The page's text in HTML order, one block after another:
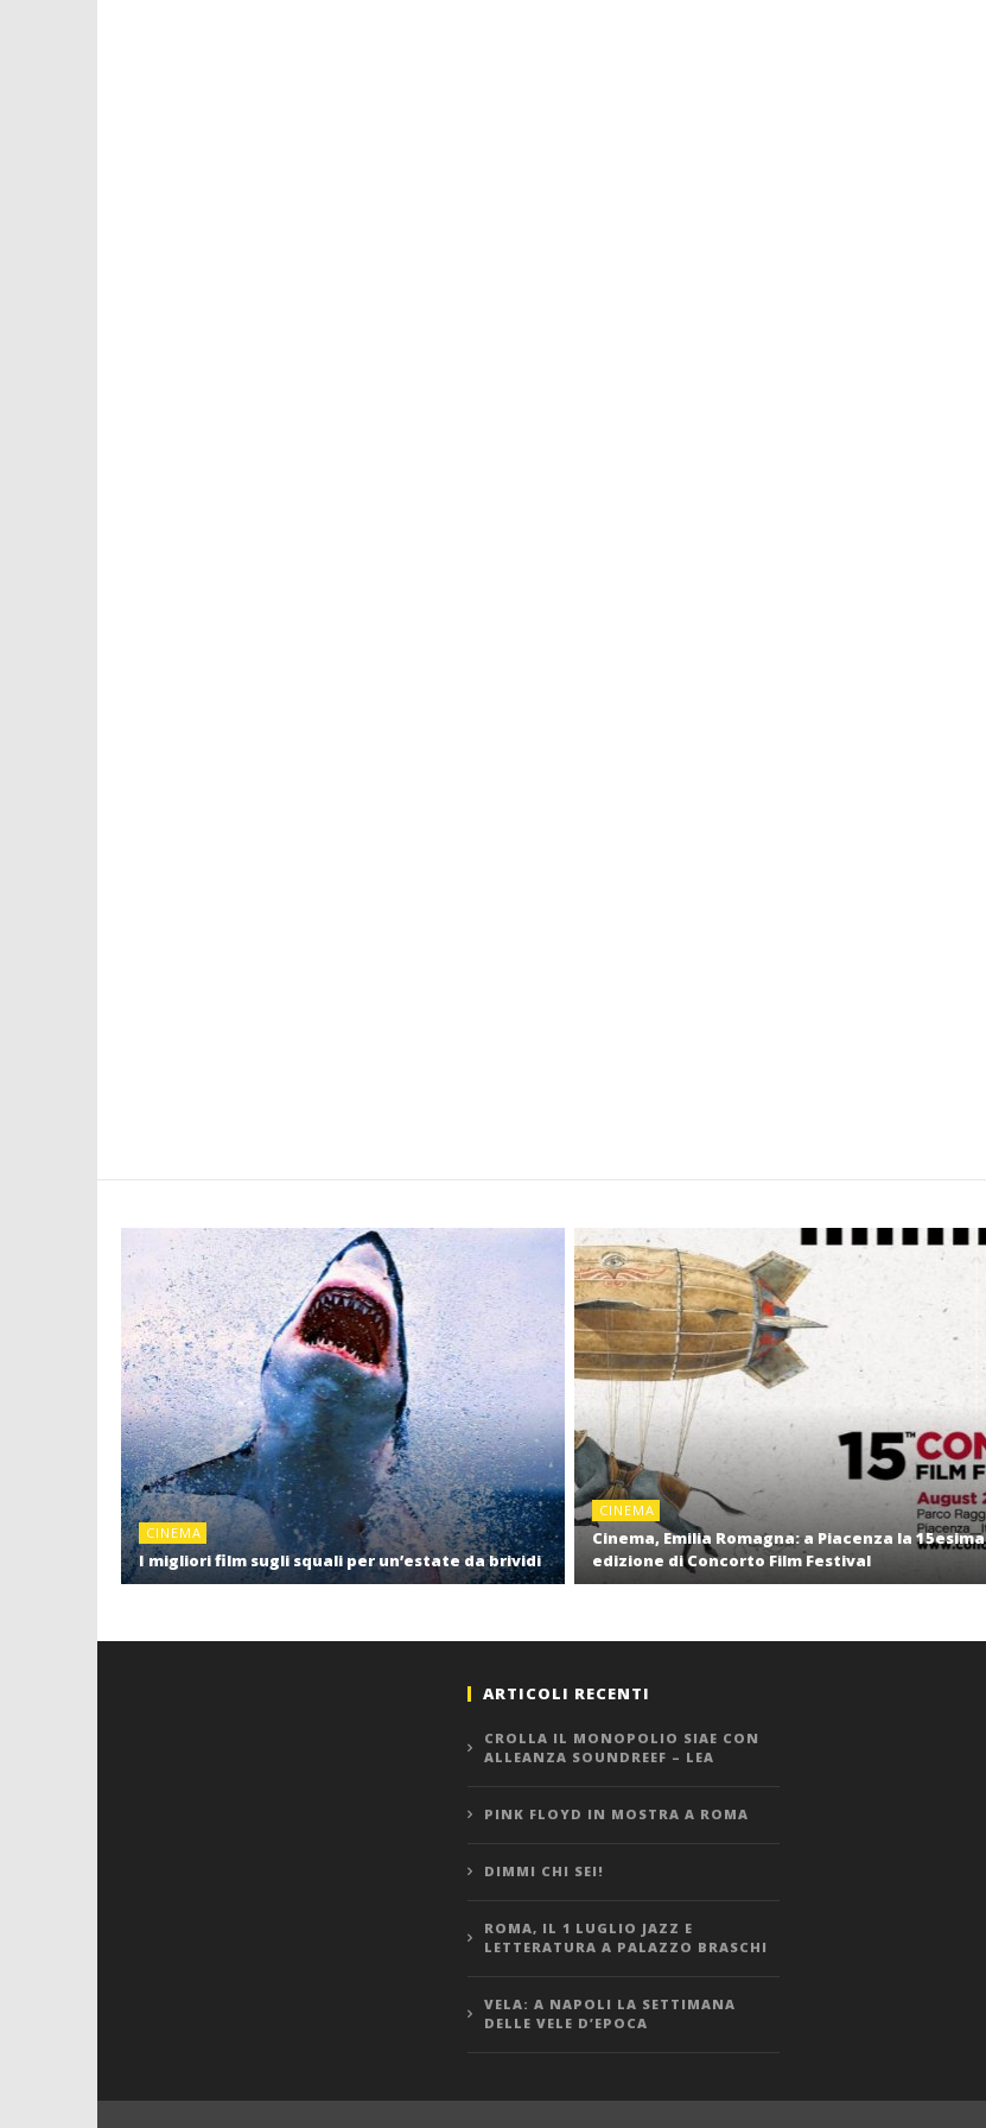
CINEMA
I migliori film sugli squali per un’estate da brividi
CINEMA
Cinema, Emilia Romagna: a Piacenza la 15esima
edizione di Concorto Film Festival
ARTICOLI RECENTI
CROLLA IL MONOPOLIO SIAE CON
ALLEANZA SOUNDREEF – LEA
PINK FLOYD IN MOSTRA A ROMA
DIMMI CHI SEI!
ROMA, IL 1 LUGLIO JAZZ E
LETTERATURA A PALAZZO BRASCHI
VELA: A NAPOLI LA SETTIMANA
DELLE VELE D’EPOCA